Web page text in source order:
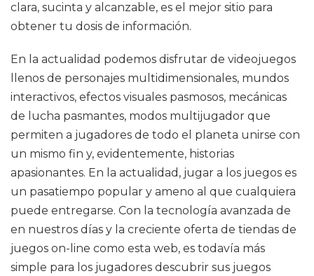
clara, sucinta y alcanzable, es el mejor sitio para
obtener tu dosis de información.
En la actualidad podemos disfrutar de videojuegos
llenos de personajes multidimensionales, mundos
interactivos, efectos visuales pasmosos, mecánicas
de lucha pasmantes, modos multijugador que
permiten a jugadores de todo el planeta unirse con
un mismo fin y, evidentemente, historias
apasionantes. En la actualidad, jugar a los juegos es
un pasatiempo popular y ameno al que cualquiera
puede entregarse. Con la tecnología avanzada de
en nuestros días y la creciente oferta de tiendas de
juegos on-line como esta web, es todavía más
simple para los jugadores descubrir sus juegos